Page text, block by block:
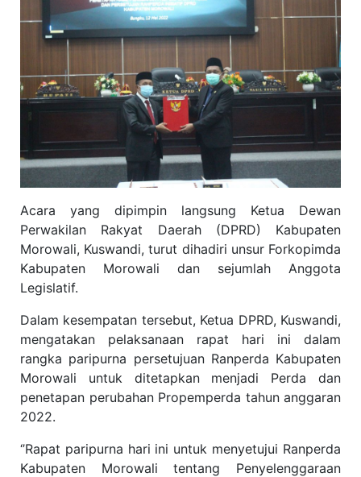
Acara yang dipimpin langsung Ketua Dewan
Perwakilan Rakyat Daerah (DPRD) Kabupaten
Morowali, Kuswandi, turut dihadiri unsur Forkopimda
Kabupaten Morowali dan sejumlah Anggota
Legislatif.
Dalam kesempatan tersebut, Ketua DPRD, Kuswandi,
mengatakan pelaksanaan rapat hari ini dalam
rangka paripurna persetujuan Ranperda Kabupaten
Morowali untuk ditetapkan menjadi Perda dan
penetapan perubahan Propemperda tahun anggaran
2022.
‘’Rapat paripurna hari ini untuk menyetujui Ranperda
Kabupaten Morowali tentang Penyelenggaraan